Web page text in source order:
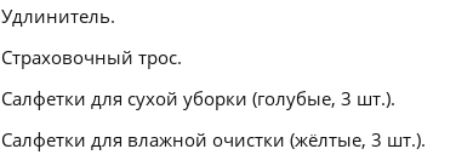
Удлинитель.
Страховочный трос.
Салфетки для сухой уборки (голубые, 3 шт.).
Салфетки для влажной очистки (жёлтые, 3 шт.).